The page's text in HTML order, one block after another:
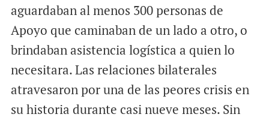
aguardaban al menos 300 personas de
Apoyo que caminaban de un lado a otro, o
brindaban asistencia logística a quien lo
necesitara. Las relaciones bilaterales
atravesaron por una de las peores crisis en
su historia durante casi nueve meses. Sin